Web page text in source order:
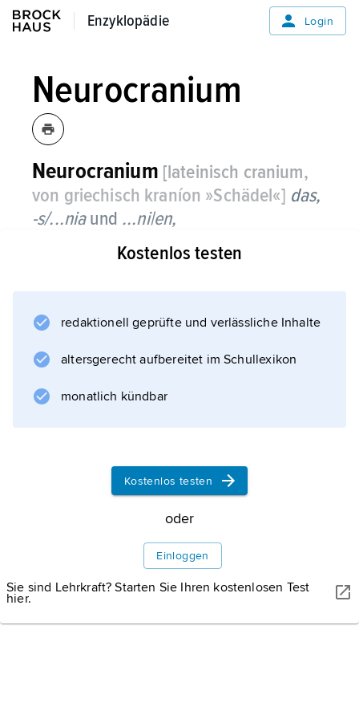
Enzyklopädie
Enzyklopädie Login
Neurocranium
Neurocranium [lateinisch cranium,
von griechisch kraníon »Schädel«] das,
-s/...niaund ...ni|en,
Kostenlos testen
redaktionell geprüfte und verlässliche Inhalte
altersgerecht aufbereitet im Schullexikon
monatlich kündbar
Kostenlos testen
oder
Einloggen
Sie sind Lehrkraft? Starten Sie Ihren kostenlosen Test
hier.